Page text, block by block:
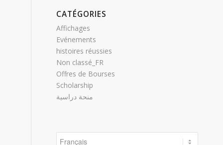
CATÉGORIES
Affichages
Evénements
histoires réussies
Non classé_FR
Offres de Bourses
Scholarship
منحة دراسية
Choisir